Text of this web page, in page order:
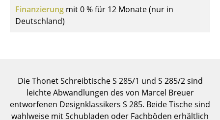
Servierwagen
Aufbewahren
Regale & Schränke
Bücherregale
Finanzierung mit 0 % für 12 Monate (nur in
Deutschland)
Die Thonet Schreibtische S 285/1 und S 285/2 sind
leichte Abwandlungen des von Marcel Breuer
entworfenen Designklassikers S 285. Beide Tische sind
wahlweise mit Schubladen oder Fachböden erhältlich